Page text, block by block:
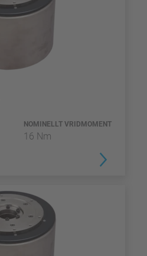
NOMINELLT VRIDMOMENT
16 Nm